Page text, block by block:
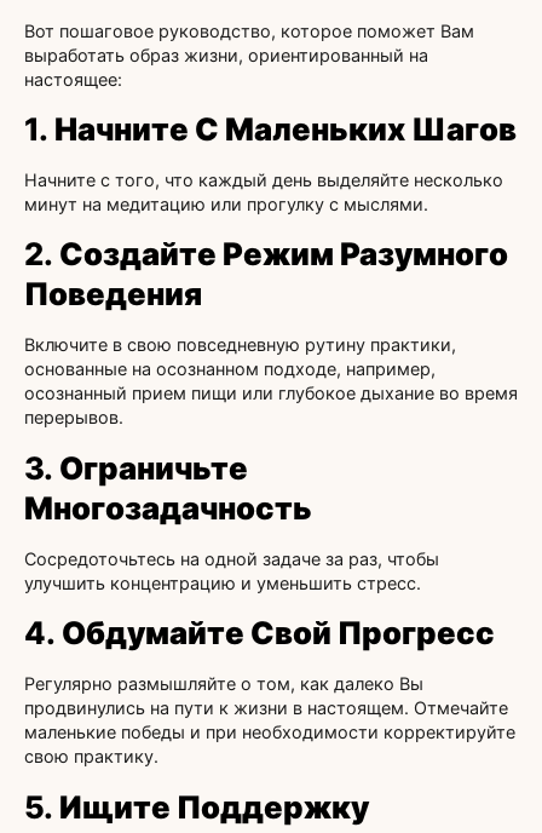
Вот пошаговое руководство, которое поможет Вам
выработать образ жизни, ориентированный на
настоящее:
1. Начните С Маленьких Шагов
Начните с того, что каждый день выделяйте несколько
минут на медитацию или прогулку с мыслями.
2. Создайте Режим Разумного
Поведения
Включите в свою повседневную рутину практики,
основанные на осознанном подходе, например,
осознанный прием пищи или глубокое дыхание во время
перерывов.
3. Ограничьте
Многозадачность
Сосредоточьтесь на одной задаче за раз, чтобы
улучшить концентрацию и уменьшить стресс.
4. Обдумайте Свой Прогресс
Регулярно размышляйте о том, как далеко Вы
продвинулись на пути к жизни в настоящем. Отмечайте
маленькие победы и при необходимости корректируйте
свою практику.
5. Ищите Поддержку